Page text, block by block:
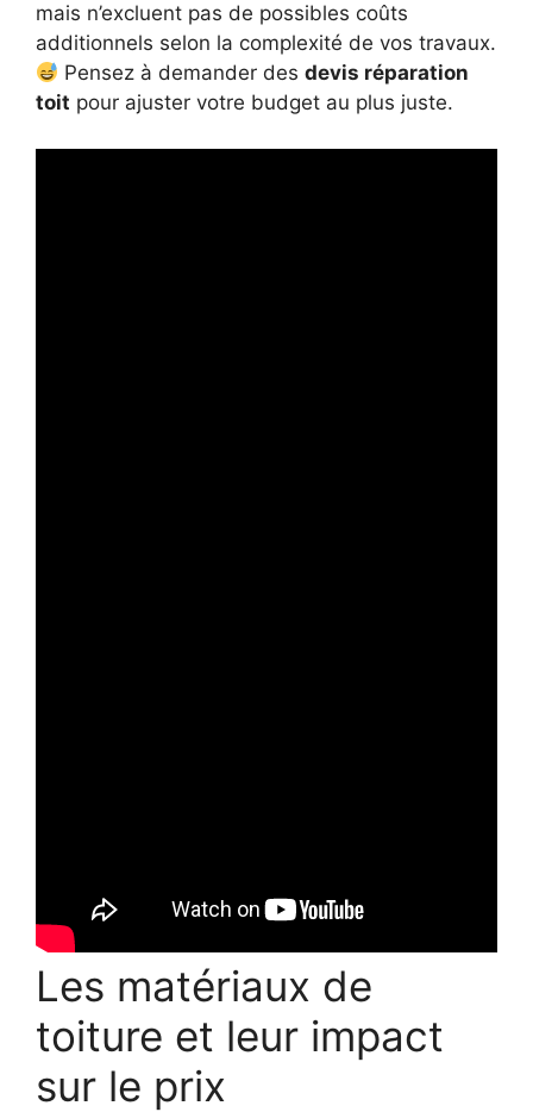
mais n’excluent pas de possibles coûts
additionnels selon la complexité de vos travaux.
Pensez à demander desdevis réparation
toit pour ajuster votre budget au plus juste.
Les matériaux de
toiture et leur impact
sur le prix